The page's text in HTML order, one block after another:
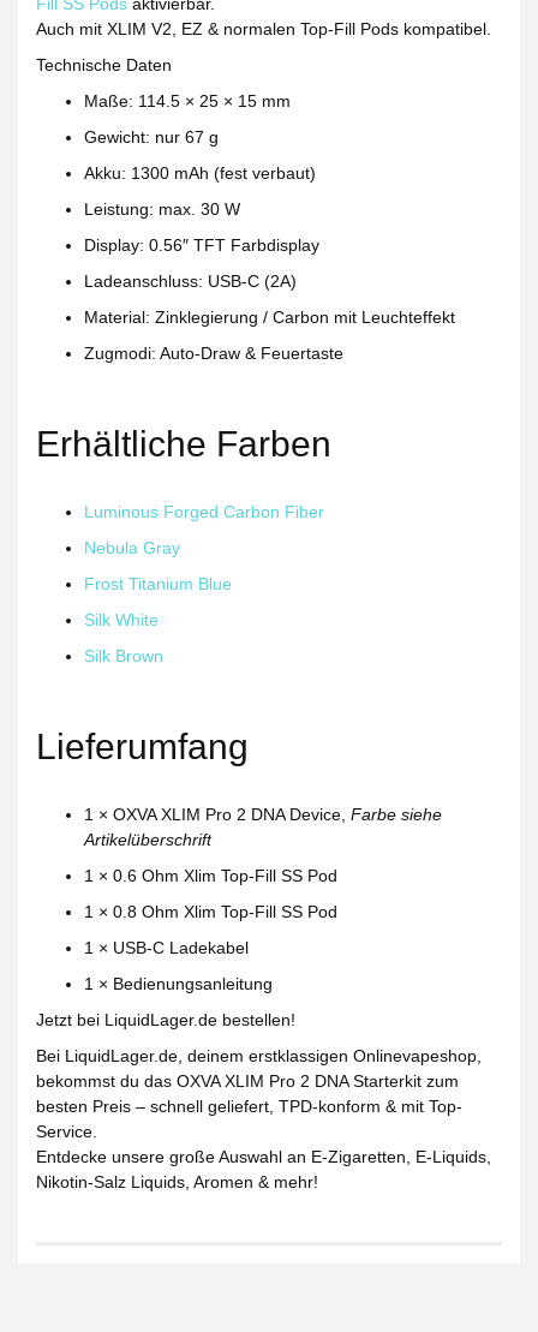
Fill SS Pods aktivierbar.
Auch mit XLIM V2, EZ & normalen Top-Fill Pods kompatibel.
Technische Daten
Maße: 114.5 × 25 × 15 mm
Gewicht: nur 67 g
Akku: 1300 mAh (fest verbaut)
Leistung: max. 30 W
Display: 0.56″ TFT Farbdisplay
Ladeanschluss: USB-C (2A)
Material: Zinklegierung / Carbon mit Leuchteffekt
Zugmodi: Auto-Draw & Feuertaste
Erhältliche Farben
Luminous Forged Carbon Fiber
Nebula Gray
Frost Titanium Blue
Silk White
Silk Brown
Lieferumfang
1 × OXVA XLIM Pro 2 DNA Device, Farbe siehe
Artikelüberschrift
1 × 0.6 Ohm Xlim Top-Fill SS Pod
1 × 0.8 Ohm Xlim Top-Fill SS Pod
1 × USB-C Ladekabel
1 × Bedienungsanleitung
Jetzt bei LiquidLager.de bestellen!
Bei LiquidLager.de, deinem erstklassigen Onlinevapeshop,
bekommst du das OXVA XLIM Pro 2 DNA Starterkit zum
besten Preis – schnell geliefert, TPD-konform & mit Top-
Service.
Entdecke unsere große Auswahl an E-Zigaretten, E-Liquids,
Nikotin-Salz Liquids, Aromen & mehr!